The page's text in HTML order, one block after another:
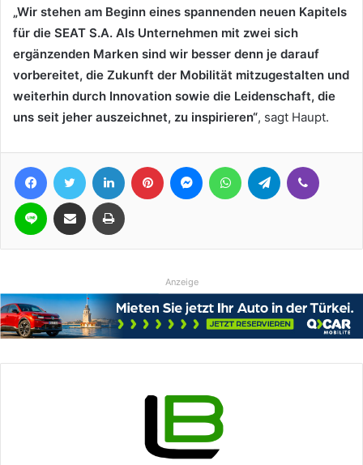
„Wir stehen am Beginn eines spannenden neuen Kapitels
für die SEAT S.A. Als Unternehmen mit zwei sich
ergänzenden Marken sind wir besser denn je darauf
vorbereitet, die Zukunft der Mobilität mitzugestalten und
weiterhin durch Innovation sowie die Leidenschaft, die
uns seit jeher auszeichnet, zu inspirieren“, sagt Haupt.
FacebookTwitter LinkedIn Pinterest MessengerWhatsAppTelegram
Line Teile per E-Mail Drucken
Anzeige